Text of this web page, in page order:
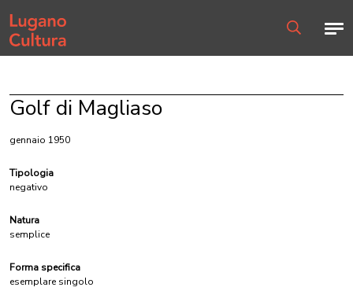
Home page
Golf di Magliaso
gennaio 1950
Tipologia
negativo
Natura
semplice
Forma specifica
esemplare singolo